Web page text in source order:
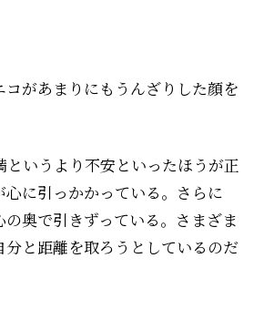
があまりにもうんざりした顔を
いうより不安といったほうが正
に引っかかっている。さらに
奥で引きずっている。さまざま
と距離を取ろうとしているのだ